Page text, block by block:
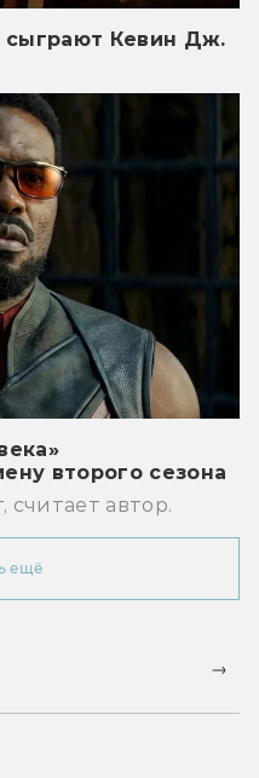
сыграют Кевин Дж.
второго сезона
считает автор.
ещё